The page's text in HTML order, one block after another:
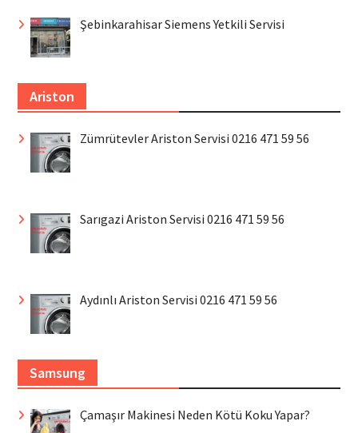
Şebinkarahisar Siemens Yetkili Servisi
Ariston
Zümrütevler Ariston Servisi 0216 471 59 56
Sarıgazi Ariston Servisi 0216 471 59 56
Aydınlı Ariston Servisi 0216 471 59 56
Samsung
Çamaşır Makinesi Neden Kötü Koku Yapar?